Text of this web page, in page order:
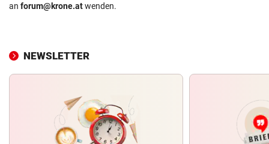
an forum@krone.atwenden.
NEWSLETTER